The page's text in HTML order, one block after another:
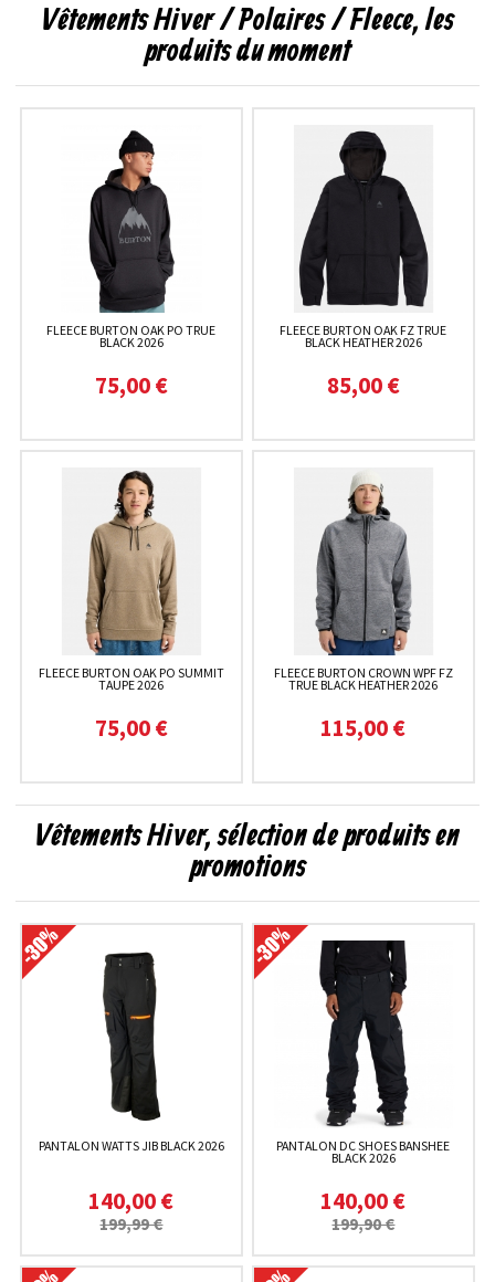
Vêtements Hiver / Polaires / Fleece, les
produits du moment
FLEECE BURTON OAK PO TRUE
BLACK 2026
75,00 €
FLEECE BURTON OAK FZ TRUE
BLACK HEATHER 2026
85,00 €
FLEECE BURTON OAK PO SUMMIT
TAUPE 2026
75,00 €
FLEECE BURTON CROWN WPF FZ
TRUE BLACK HEATHER 2026
115,00 €
Vêtements Hiver, sélection de produits en
promotions
PANTALON WATTS JIB BLACK 2026
140,00 €
199,99 €
PANTALON DC SHOES BANSHEE
BLACK 2026
140,00 €
199,90 €